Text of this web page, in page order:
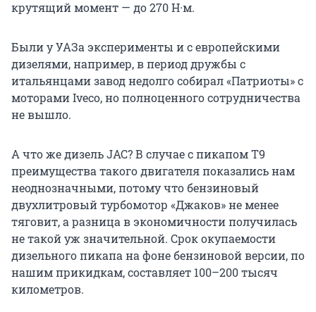
крутящий момент — до270 Н·м.
Были у УАЗа эксперименты и с европейскими
дизелями, например, в период дружбы с
итальянцами завод недолго собирал «Патриоты» с
моторами Iveco, но полноценного сотрудничества
не вышло.
А что же дизель JAC? В случае с пикапом T9
преимущества такого двигателя показались нам
неоднозначными, потому что бензиновый
двухлитровый турбомотор «Джаков» не менее
тяговит, а разница в экономичности получилась
не такой уж значительной. Срок окупаемости
дизельного пикапа на фоне бензиновой версии, по
нашим прикидкам, составляет 100–200 тысяч
километров.